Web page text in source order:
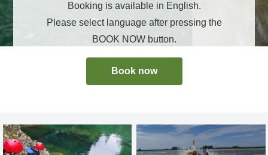
Booking is available in English.
Please select language after pressing the
BOOK NOW button.
Book now